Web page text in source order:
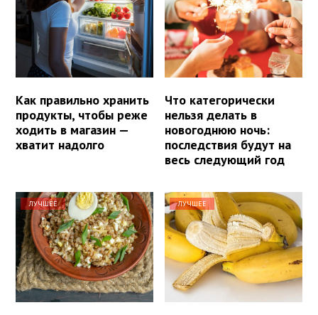
Как правильно хранить
продукты, чтобы реже
ходить в магазин —
хватит надолго
Что категорически
нельзя делать в
новогоднюю ночь:
последствия будут на
весь следующий год
ЛУЧШЕЕ ЛУЧШЕЕ